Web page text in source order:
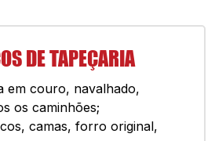
DE TAPEÇARIA
em couro, navalhado,
os caminhões;
camas, forro original,